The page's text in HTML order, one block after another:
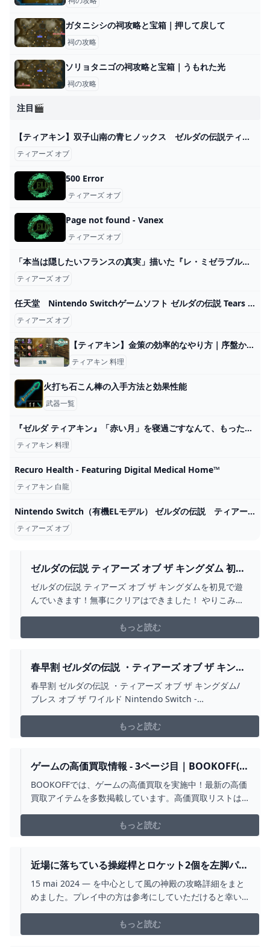
ガタニシシの祠攻略と宝箱｜押して戻して
祠の攻略
ソリョタニゴの祠攻略と宝箱｜うもれた光
祠の攻略
注目🎬
【ティアキン】双子山南の青ヒノックス ゼルダの伝説ティアーズ オブ ザ キングダム #ゼルダの伝説 #ティアキン #zelda #shorts - YouTube
ティアーズ オブ
500 Error
ティアーズ オブ
Page not found - Vanex
ティアーズ オブ
「本当は隠したいフランスの真実」描いた『レ・ミゼラブル』製作陣の新作がスゴい！『ティアーズ・オブ・ブラッド』＆『バティモン5 望まれざる者』 映画 BANGER!!!（バンガー） 映画愛、爆発!!!
ティアーズ オブ
任天堂 Nintendo Switchゲームソフト ゼルダの伝説 Tears of the Kingdom（ティアーズ オブ ザ キングダム） HAC-P-AXN7A の通販 カテゴリ：ゲーム 任天堂 Nintendo 家電通販のコジマネット - 全品代引き手数料無料
ティアーズ オブ
【ティアキン】金策の効率的なやり方｜序盤から終盤のルピー稼ぎ【ゼルダの伝説ティアーズオブザキングダム】 - 神ゲー攻略
ティアキン 料理
火打ち石こん棒の入手方法と効果性能
武器一覧
『ゼルダ ティアキン』「赤い月」を寝過ごすなんて、もったいない！ 実は料理が“大成功”になるボーナスタイム - インサイド - GREE ニュース
ティアキン 料理
Recuro Health - Featuring Digital Medical Home™
ティアキン 白龍
Nintendo Switch（有機ELモデル） ゼルダの伝説 ティアーズ オブ ザ キングダムエディション 4902370550481 :4902370550481:digitalisland - 通販 - Yahoo!ショッピング
ティアーズ オブ
ゼルダの伝説 ティアーズ オブ ザ キングダム 初見
プレイ 第51回 - YOUTUBE
ゼルダの伝説 ティアーズ オブ ザ キングダムを初見で遊
んでいきます！無事にクリアはできました！ やりこみ要
もっと読む
春早割 ゼルダの伝説 ・ティアーズ オブ ザ キング
ダム/ ブレス オブ ザ ワイルド NINTENDO
SWITCH - WWW.BUILDCENTRAL.COM
春早割 ゼルダの伝説 ・ティアーズ オブ ザ キングダム/
ブレス オブ ザ ワイルド Nintendo Switch -
もっと読む
ゲームの高価買取情報 - 3ページ目｜BOOKOFF(ブ
ックオフ)
BOOKOFFでは、ゲームの高価買取を実施中！最新の高価
買取アイテムを多数掲載しています。高価買取リストは
もっと読む
近場に落ちている操縦桿とロケット2個を左脚パー
ツにつけて乗り物を作成する.12 MAI 2024 — イカ
ダは作成後勝手に発信するので、水上に浮かせた
15 mai 2024 — を中心として風の神殿の攻略詳細をまと
めました。プレイ中の方は参考にしていただけると幸い
ティアーズ オブ ザ キングダム』のヘブラ地方のリトの村
~風の神殿到達までの攻略について書いていきたいと思い
もっと読む